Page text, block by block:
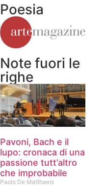
Poesia
Note fuori le
righe
Pavoni, Bach e il
lupo: cronaca di una
passione tutt’altro
che improbabile
Paolo De Matthaeis